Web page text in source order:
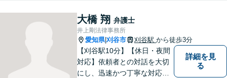
大橋 翔 弁護士
井上剛法律事務所
愛知県|刈谷市 刈谷駅 から徒歩3分
【刈谷駅10分】【休日・夜間
対応】依頼者との対話を大切
にし、迅速かつ丁寧な対応を
詳細を見
る